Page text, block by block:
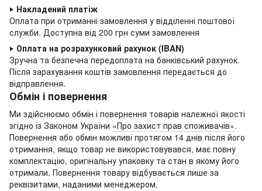
‣ Накладений платіж
Оплата при отриманні замовлення у відділенні поштової
служби. Доступна від 200 грн суми замовлення
‣ Оплата на розрахунковий рахунок (IBAN)
Зручна та безпечна передоплата на банківський рахунок.
Після зарахування коштів замовлення передається до
відправлення.
Обмін і повернення
Ми здійснюємо обмін і повернення товарів належної якості
згідно із Законом України «Про захист прав споживачів».
Повернення або обмін можливі протягом 14 днів після його
отримання, якщо товар не використовувався, має повну
комплектацію, оригінальну упаковку та стан в якому його
отримали. Повернення товару відбувається лише за
реквізитами, наданими менеджером.